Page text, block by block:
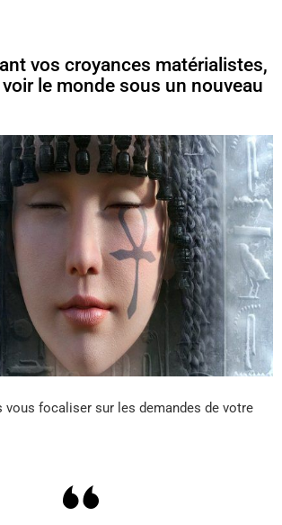
vos croyances matérialistes,
le monde sous un nouveau
vous focaliser sur les demandes de votre